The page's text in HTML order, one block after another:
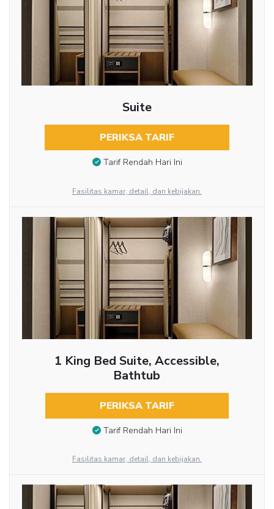
Suite
PERIKSA TARIF
Tarif Rendah Hari Ini
Fasilitas kamar, detail, dan kebijakan.
1 King Bed Suite, Accessible,
Bathtub
PERIKSA TARIF
Tarif Rendah Hari Ini
Fasilitas kamar, detail, dan kebijakan.